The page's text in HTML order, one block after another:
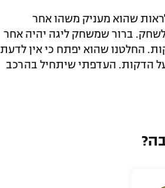
שהוא מעניק משהו אחר
לשחק. ברור שמשחק ליגה יהיה אחר
החלטנו שהוא יפתח כי אין לדעת
הדקות. העדפתי שיתחיל בהרכב